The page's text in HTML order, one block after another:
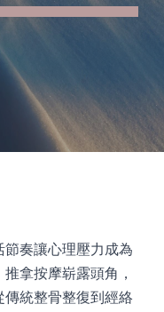
奏讓心理壓力成為
拿按摩崭露頭角，
統整骨整復到經絡